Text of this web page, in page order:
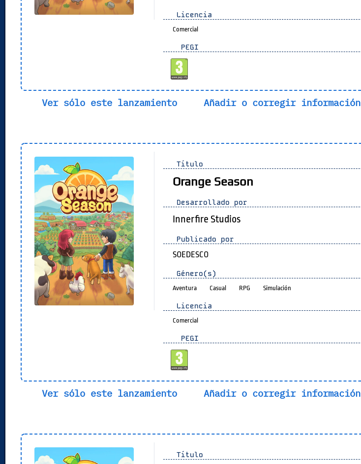
Licencia
Comercial
PEGI
Ver sólo este lanzamiento Añadir o corregir información
Título
Orange Season
Desarrollado por
Innerfire Studios
Publicado por
SOEDESCO
Género(s)
Aventura Casual RPG Simulación
Licencia
Comercial
PEGI
Ver sólo este lanzamiento Añadir o corregir información
Título